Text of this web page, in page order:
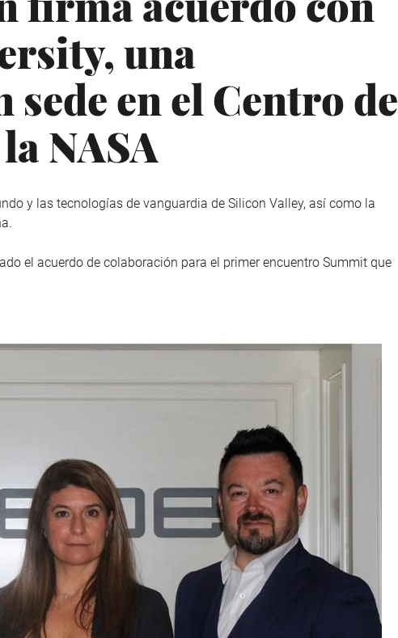
una
en el Centro de
NASA
y las tecnologías de vanguardia de Silicon Valley, así como la
el acuerdo de colaboración para el primer encuentro Summit que